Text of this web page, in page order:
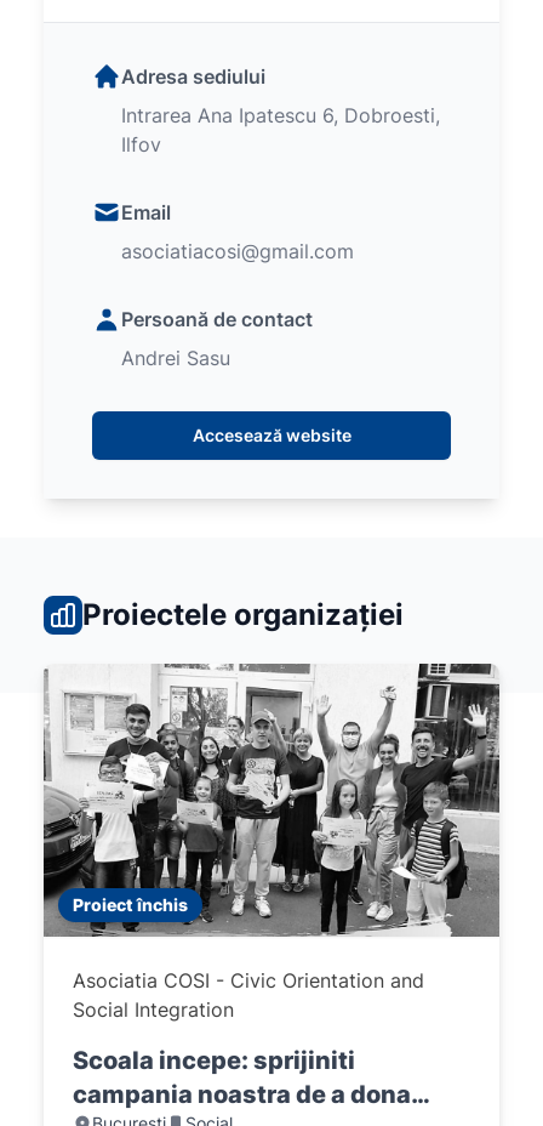
Adresa sediului
Intrarea Ana Ipatescu 6, Dobroesti,
Ilfov
Email
asociatiacosi@gmail.com
Persoană de contact
Andrei Sasu
Accesează website
Proiectele organizației
Proiect închis
Asociatia COSI - Civic Orientation and
Social Integration
Scoala incepe: sprijiniti
campania noastra de a dona